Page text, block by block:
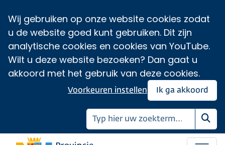
Wij gebruiken op onze website cookies zodat
u de website goed kunt gebruiken. Dit zijn
analytische cookies en cookies van YouTube.
Wilt u deze website bezoeken? Dan gaat u
akkoord met het gebruik van deze cookies.
Ik ga akkoord
Voorkeuren instellen